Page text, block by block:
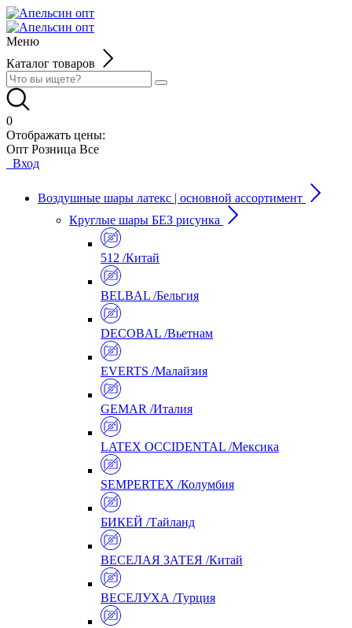
Меню
Каталог товаров
0
Отображать цены:
Опт Розница Все
Вход
Воздушные шары латекс | основной ассортимент
Круглые шары БЕЗ рисунка
512 /Китай
BELBAL /Бельгия
DECOBAL /Вьетнам
EVERTS /Малайзия
GEMAR /Италия
LATEX OCCIDENTAL /Мексика
SEMPERTEX /Колумбия
БИКЕЙ /Тайланд
ВЕСЕЛАЯ ЗАТЕЯ /Китай
ВЕСЕЛУХА /Турция